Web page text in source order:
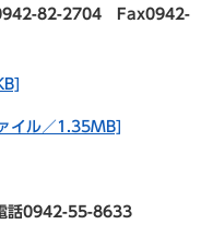
82-2704 Fax0942-
イル／1.35MB]
話0942-55-8633